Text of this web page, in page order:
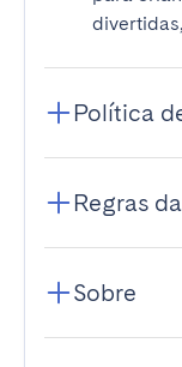
Política
Regras
Sobre